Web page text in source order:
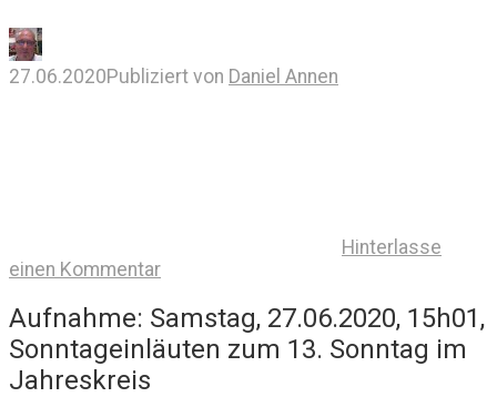
27.06.2020Publiziert von Daniel Annen
Hinterlasse
einen Kommentar
Aufnahme: Samstag, 27.06.2020, 15h01,
Sonntageinläuten zum 13. Sonntag im
Jahreskreis